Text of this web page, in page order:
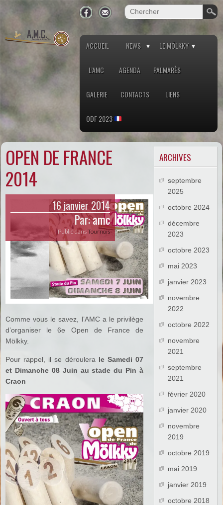
ACCUEIL NEWS LE MÖLKKY
L’AMC AGENDA PALMARÈS
GALERIE CONTACTS LIENS
ODF 2023
OPEN DE FRANCE
2014
16 janvier 2014
Par:amc
Publié dansTournois
Comme vous le savez, l’AMC a le privilège
d’organiser le 6e Open de France de
Mölkky.
Pour rappel, il se déroulerale Samedi 07
et Dimanche 08 Juin au stade du Pin à
Craon
ARCHIVES
septembre
2025
octobre 2024
décembre
2023
octobre 2023
mai 2023
janvier 2023
novembre
2022
octobre 2022
novembre
2021
septembre
2021
février 2020
janvier 2020
novembre
2019
octobre 2019
mai 2019
janvier 2019
octobre 2018